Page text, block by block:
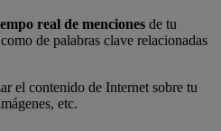
real de menciones de tu
de palabras clave relacionadas
el contenido de Internet sobre tu
etc.